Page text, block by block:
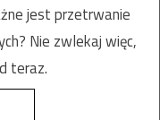
jest przetrwanie
Nie zwlekaj więc,
teraz.